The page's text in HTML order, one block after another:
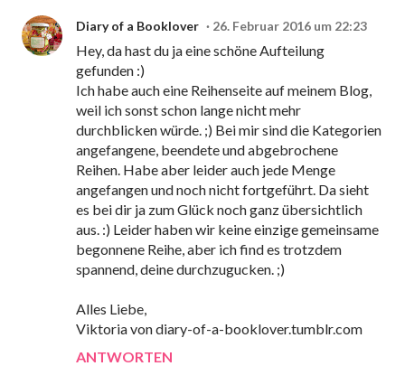
Diary of a Booklover 26. Februar 2016 um 22:23
Hey, da hast du ja eine schöne Aufteilung
gefunden :)
Ich habe auch eine Reihenseite auf meinem Blog,
weil ich sonst schon lange nicht mehr
durchblicken würde. ;) Bei mir sind die Kategorien
angefangene, beendete und abgebrochene
Reihen. Habe aber leider auch jede Menge
angefangen und noch nicht fortgeführt. Da sieht
es bei dir ja zum Glück noch ganz übersichtlich
aus. :) Leider haben wir keine einzige gemeinsame
begonnene Reihe, aber ich find es trotzdem
spannend, deine durchzugucken. ;)
Alles Liebe,
Viktoria von diary-of-a-booklover.tumblr.com
ANTWORTEN